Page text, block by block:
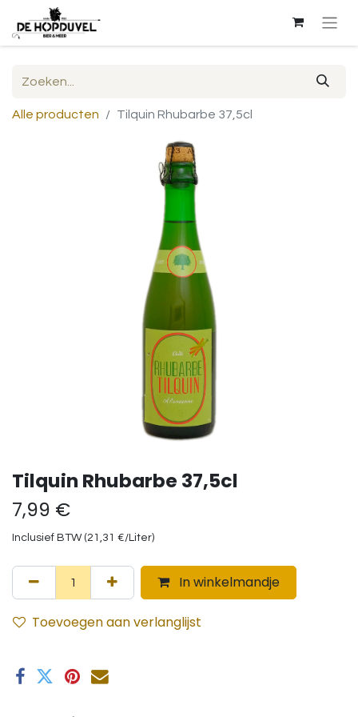
Alle producten Tilquin Rhubarbe 37,5cl
Tilquin Rhubarbe 37,5cl
7,99 €
Inclusief BTW (21,31 €/Liter)
In winkelmandje
Toevoegen aan verlanglijst